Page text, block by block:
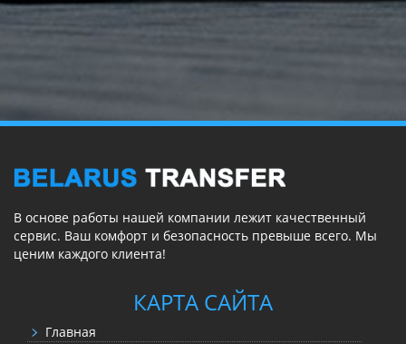
В основе работы нашей компании лежит качественный
сервис. Ваш комфорт и безопасность превыше всего. Мы
ценим каждого клиента!
КАРТА САЙТА
Главная